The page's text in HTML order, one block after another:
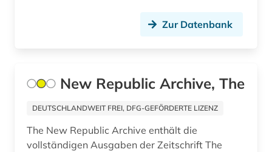
Zur Datenbank
New Republic Archive, The
DEUTSCHLANDWEIT FREI, DFG-GEFÖRDERTE LIZENZ
The New Republic Archive enthält die
vollständigen Ausgaben der Zeitschrift The